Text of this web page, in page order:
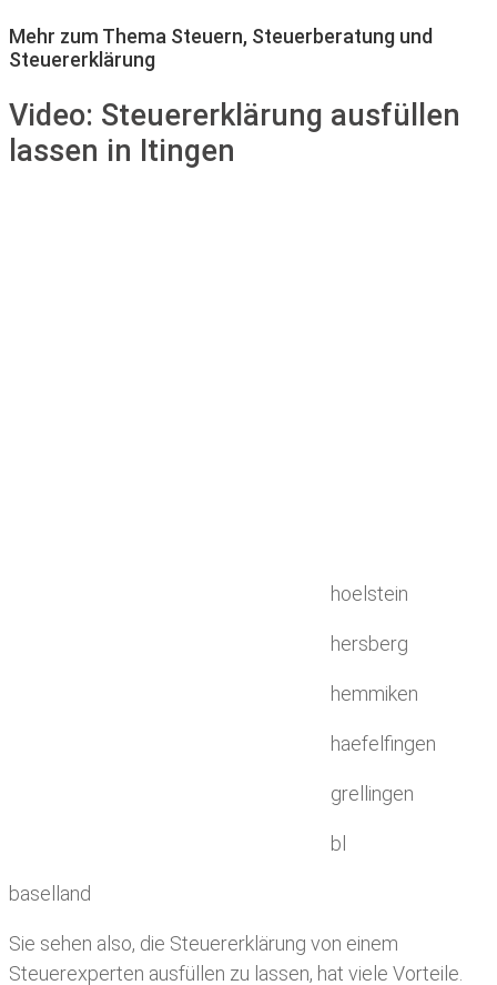
Mehr zum Thema Steuern, Steuerberatung und
Steuererklärung
Video: Steuererklärung ausfüllen
lassen in Itingen
hoelstein
hersberg
hemmiken
haefelfingen
grellingen
bl
baselland
Sie sehen also, die Steuererklärung von einem
Steuerexperten ausfüllen zu lassen, hat viele Vorteile.